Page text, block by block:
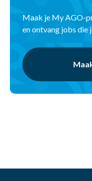
Maak je My AGO-
en ontvang jobs die